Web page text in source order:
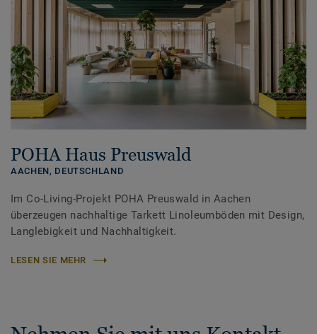
POHA Haus Preuswald
AACHEN, DEUTSCHLAND
Im Co-Living-Projekt POHA Preuswald in Aachen
überzeugen nachhaltige Tarkett Linoleumböden mit Design,
Langlebigkeit und Nachhaltigkeit.
LESEN SIE MEHR